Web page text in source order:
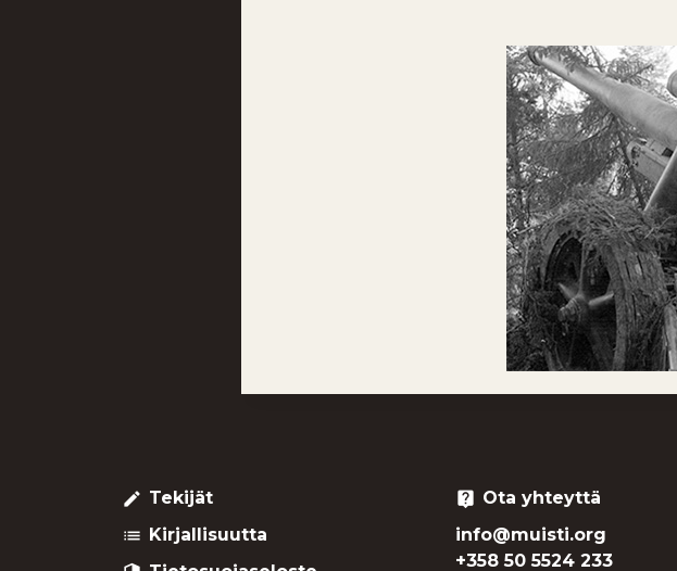
create Tekijät
list Kirjallisuutta
live_help Ota yhteyttä
info@muisti.org
+358 50 5524 233